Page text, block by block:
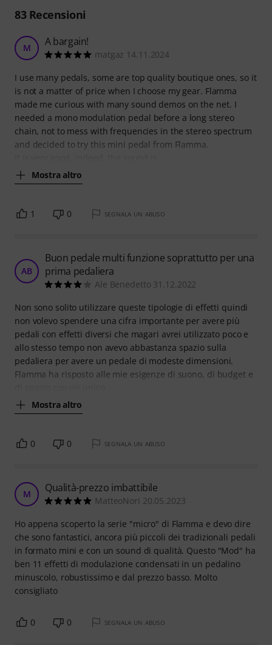
83Recensioni
M A bargain!
matgaz 14.11.2024
I use many pedals, some are top quality boutique ones, so it
is not a matter of price when I choose my gear. Flamma
made me curious with many sound demos on the net. I
needed a mono modulation pedal before a long stereo
chain, not to mess with frequencies in the stereo spectrum
and decided to try this mini pedal from Flamma.
Mostra altro
1 0 SEGNALA UN ABUSO
AB
Buon pedale multi funzione soprattutto per una
prima pedaliera
Ale Benedetto 31.12.2022
Non sono solito utilizzare queste tipologie di effetti quindi
non volevo spendere una cifra importante per avere più
pedali con effetti diversi che magari avrei utilizzato poco e
allo stesso tempo non avevo abbastanza spazio sulla
pedaliera per avere un pedale di modeste dimensioni.
Flamma ha risposto alle mie esigenze di suono, di budget e
Mostra altro
0 0 SEGNALA UN ABUSO
M Qualità-prezzo imbattibile
MatteoNori 20.05.2023
Ho appena scoperto la serie "micro" di Flamma e devo dire
che sono fantastici, ancora più piccoli dei tradizionali pedali
in formato mini e con un sound di qualità. Questo "Mod" ha
ben 11 effetti di modulazione condensati in un pedalino
minuscolo, robustissimo e dal prezzo basso. Molto
consigliato
0 0 SEGNALA UN ABUSO